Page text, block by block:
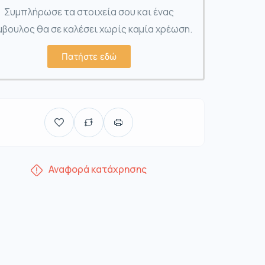
Συμπλήρωσε τα στοιχεία σου και ένας
θα σε καλέσει χωρίς καμία χρέωση.
Πατήστε εδώ
Αναφορά κατάχρησης